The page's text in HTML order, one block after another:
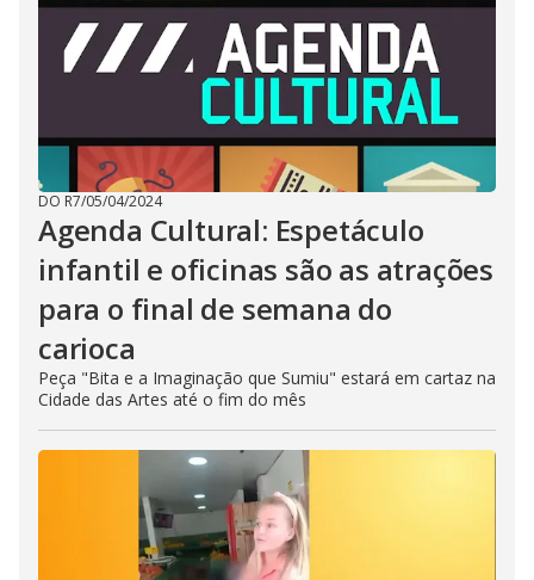
DO R7/05/04/2024
Agenda Cultural: Espetáculo
infantil e oficinas são as atrações
para o final de semana do
carioca
Peça "Bita e a Imaginação que Sumiu" estará em cartaz na
Cidade das Artes até o fim do mês